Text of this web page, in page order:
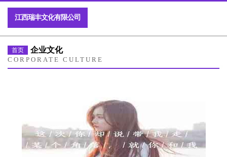
江西瑞丰文化有限公司
首页 企业文化
CORPORATE CULTURE